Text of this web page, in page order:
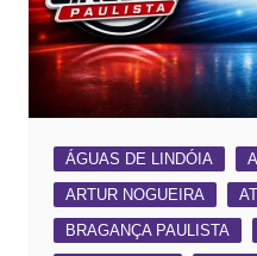
ÁGUAS DE LINDÓIA
ARTUR NOGUEIRA
BRAGANÇA PAULISTA